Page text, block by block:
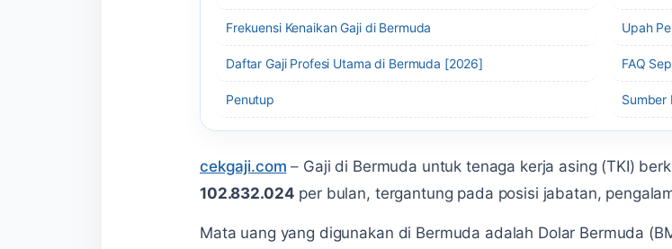
Frekuensi Kenaikan Gaji di Bermuda Upah
Daftar Gaji Profesi Utama di Bermuda [2026] FAQ
Penutup Sumber
cekgaji.com – Gaji di Bermuda untuk tenaga kerja asing (TKI)
102.832.024 per bulan, tergantung pada posisi jabatan,
Mata uang yang digunakan di Bermuda adalah Dolar Bermuda